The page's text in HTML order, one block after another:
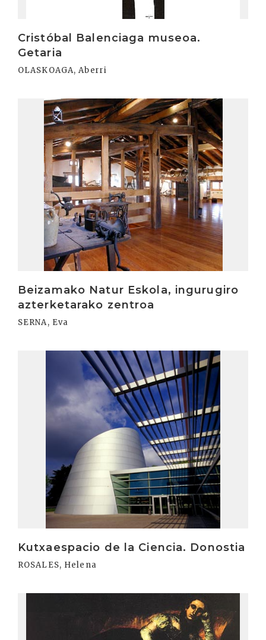
Cristóbal Balenciaga museoa.
Getaria
OLASKOAGA, Aberri
Beizamako Natur Eskola, ingurugiro
azterketarako zentroa
SERNA, Eva
Irakurri
Kutxaespacio de la Ciencia. Donostia
ROSALES, Helena